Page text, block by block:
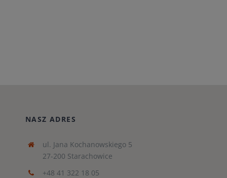
NASZ ADRES
ul. Jana Kochanowskiego 5
27-200 Starachowice
+48 41 322 18 05